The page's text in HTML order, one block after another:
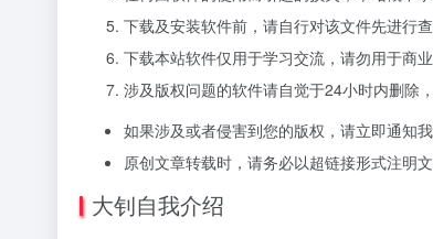
下载及安装软件前，请自行对该文件先进行
下载本站软件仅用于学习交流，请勿用于商
涉及版权问题的软件请自觉于24小时内删除
如果涉及或者侵害到您的版权，请立即通知
原创文章转载时，请务必以超链接形式注明文
大钊自我介绍